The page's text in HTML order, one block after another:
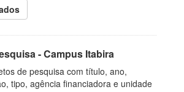
- Campus Itabira
de pesquisa com título, ano,
tipo, agência financiadora e unidade